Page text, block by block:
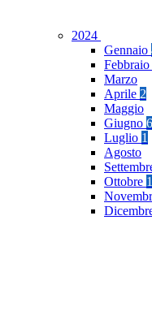
2024
Gennaio
Febbraio
Marzo
Aprile 2
Maggio
Giugno 6
Luglio 1
Agosto
Ottobre 1